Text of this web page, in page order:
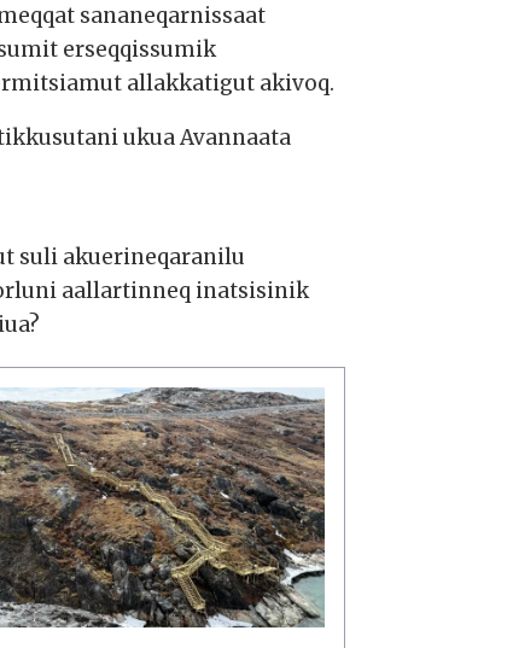
sananeqarnissaat
erseqqissumik
allakkatigut akivoq.
ukua Avannaata
suli akuerineqaranilu
aallartinneq inatsisinik